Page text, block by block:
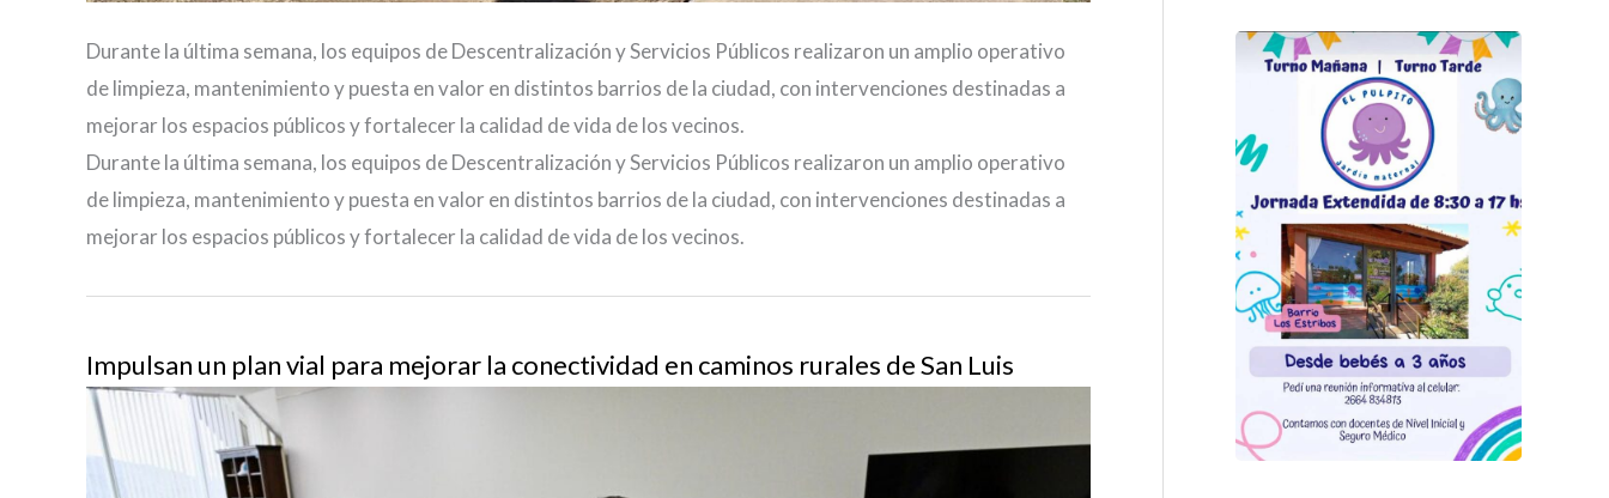
Durante la última semana, los equipos de Descentralización y Servicios Públicos realizaron un amplio operativo
de limpieza, mantenimiento y puesta en valor en distintos barrios de la ciudad, con intervenciones destinadas a
mejorar los espacios públicos y fortalecer la calidad de vida de los vecinos.
Durante la última semana, los equipos de Descentralización y Servicios Públicos realizaron un amplio operativo
de limpieza, mantenimiento y puesta en valor en distintos barrios de la ciudad, con intervenciones destinadas a
mejorar los espacios públicos y fortalecer la calidad de vida de los vecinos.
Impulsan un plan vial para mejorar la conectividad en caminos rurales de San Luis